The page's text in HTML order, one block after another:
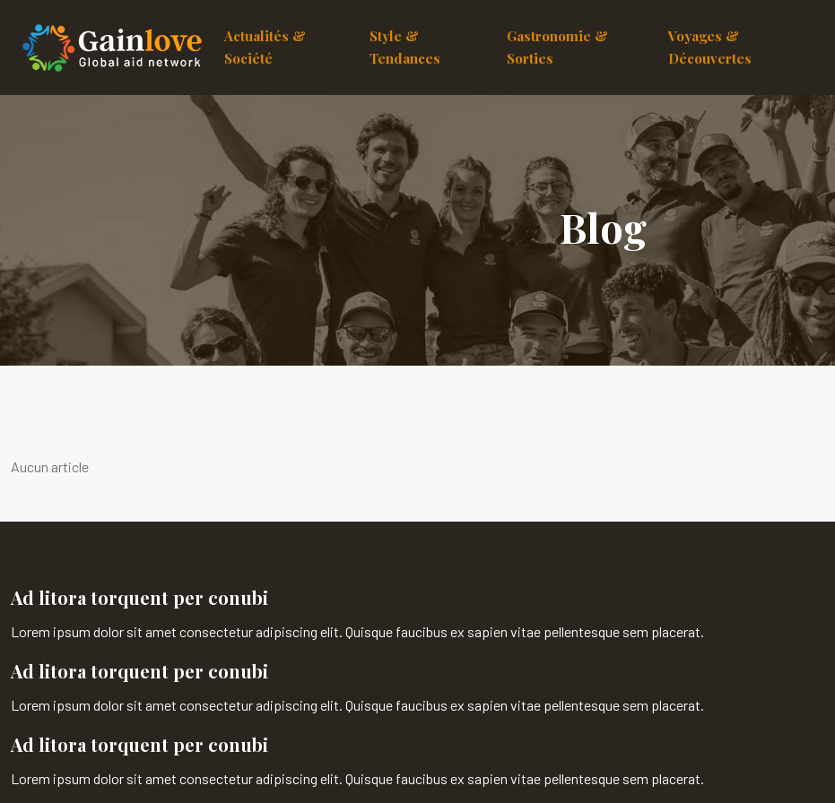
Actualités &
Société
Style &
Tendances
Gastronomie &
Sorties
Voyages &
Découvertes
Blog
Aucun article
Ad litora torquent per conubi
Lorem ipsum dolor sit amet consectetur adipiscing elit. Quisque faucibus ex sapien vitae pellentesque sem placerat.
Ad litora torquent per conubi
Lorem ipsum dolor sit amet consectetur adipiscing elit. Quisque faucibus ex sapien vitae pellentesque sem placerat.
Ad litora torquent per conubi
Lorem ipsum dolor sit amet consectetur adipiscing elit. Quisque faucibus ex sapien vitae pellentesque sem placerat.